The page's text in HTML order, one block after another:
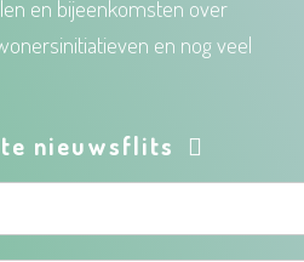
en bijeenkomsten over
en nog veel
nieuwsflits